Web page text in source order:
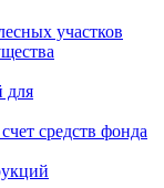
участков
для
средств фонда